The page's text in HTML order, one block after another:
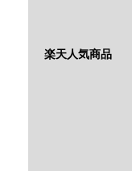
楽天人気商品